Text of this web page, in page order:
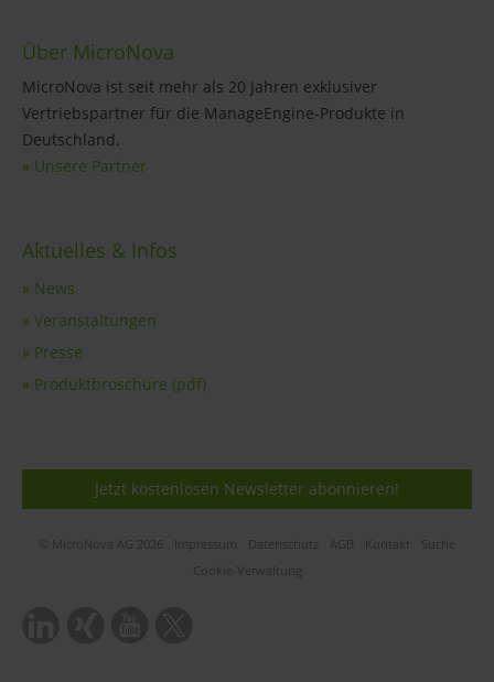
Über MicroNova
MicroNova ist seit mehr als 20 Jahren exklusiver
Vertriebspartner für die ManageEngine-Produkte in
Deutschland.
» Unsere Partner
Aktuelles & Infos
» News
» Veranstaltungen
» Presse
» Produktbroschüre (pdf)
Jetzt kostenlosen Newsletter abonnieren!
© MicroNova AG 2026 Impressum Datenschutz AGB Kontakt
Suche
Cookie-Verwaltung